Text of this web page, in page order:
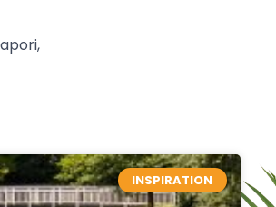
INSPIRATION